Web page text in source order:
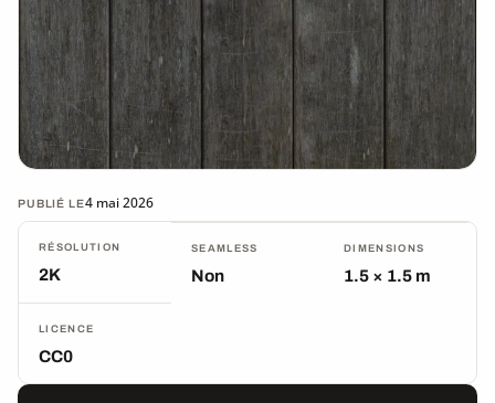
PUBLIÉ LE4 mai 2026
RÉSOLUTION
2K
SEAMLESS
Non
DIMENSIONS
1.5 × 1.5 m
LICENCE
CC0